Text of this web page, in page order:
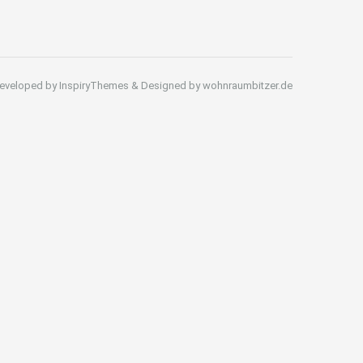
by InspiryThemes & Designed by wohnraumbitzer.de